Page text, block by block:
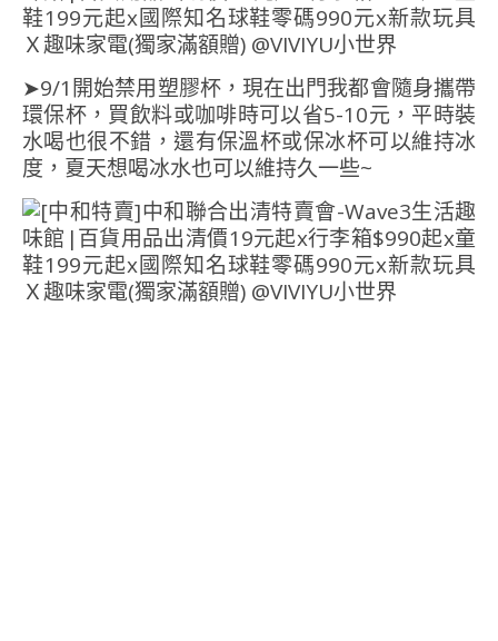
➤9/1開始禁用塑膠杯，現在出門我都會隨身攜帶
環保杯，買飲料或咖啡時可以省5-10元，平時裝
水喝也很不錯，還有保溫杯或保冰杯可以維持冰
度，夏天想喝冰水也可以維持久一些~